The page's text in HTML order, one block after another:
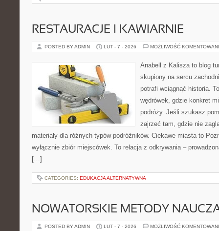
RESTAURACJE I KAWIARNIE
POSTED BY ADMIN LUT - 7 - 2026 MOŻLIWOŚĆ
Anabell z Kalisza to blog
skupiony na sercu
potrafi wciągnąć historią.
wędrówek, gdzie konkret
podróży. Jeśli szukasz
zajrzeć tam, gdzie nie
materiały dla różnych typów podróżników. Ciekawe miasta to
wyłącznie zbiór miejscówek. To relacja z odkrywania –
[…]
CATEGORIES: EDUKACJA ALTERNATYWNA
NOWATORSKIE METODY
POSTED BY ADMIN LUT - 7 - 2026 MOŻLIWOŚĆ